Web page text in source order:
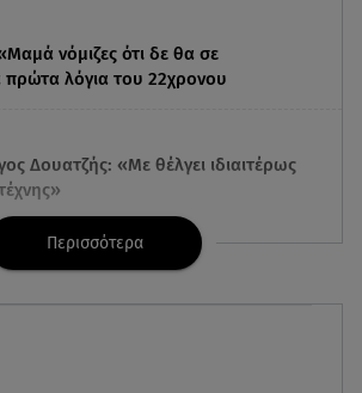
νόμιζες ότι δε θα σε
λόγια του 22χρονου
Δουατζής: «Με θέλγει ιδιαιτέρως
ξυραφιού» οι συνομιλίες ΗΠΑ –
Περισσότερα